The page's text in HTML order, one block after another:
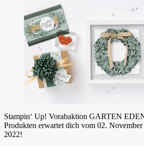
Stampin‘ Up! Vorabaktion GARTEN
Produkten erwartet dich vom 02.
2022!